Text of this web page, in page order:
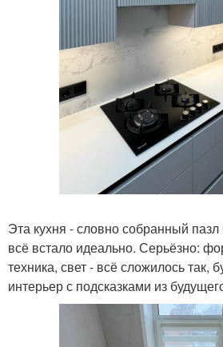
Эта кухня - словно собранный пазл
всё встало идеально. Серьёзно:
техника, свет - всё сложилось так,
интерьер с подсказками из